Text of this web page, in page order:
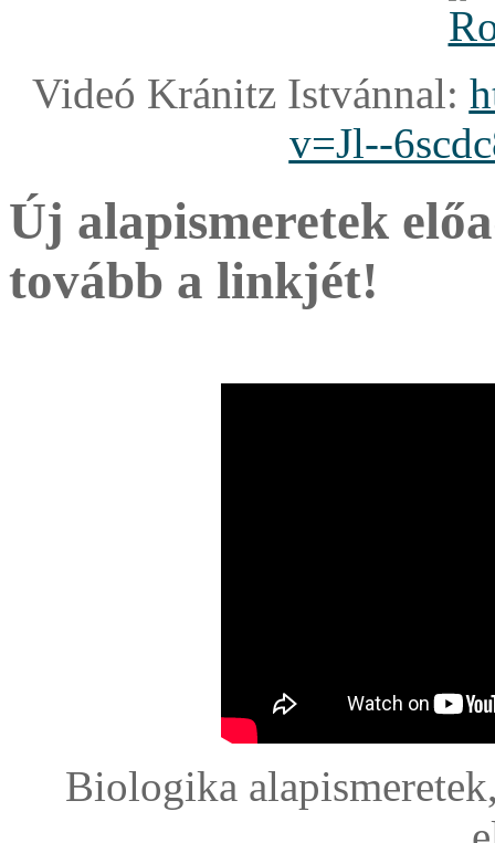
Videó Kránitz Istvánnal:
v=Jl--
Új alapismeretek
tovább a linkjét!
Biologika